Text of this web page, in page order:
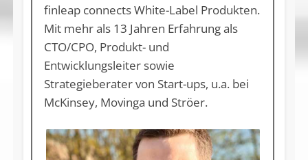
finleap connects White-Label Produkten.
Mit mehr als 13 Jahren Erfahrung als
CTO/CPO, Produkt- und
Entwicklungsleiter sowie
Strategieberater von Start-ups, u.a. bei
McKinsey, Movinga und Ströer.